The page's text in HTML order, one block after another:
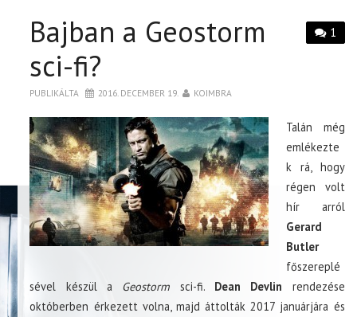
1
Bajban a Geostorm
sci-fi?
PUBLIKÁLTA 2016. DECEMBER 19. KOIMBRA
Talán még
emlékezte
k rá, hogy
régen volt
hír arról
Gerard
Butler
főszereplé
sével készül a Geostorm sci-fi. Dean Devlin rendezése
októberben érkezett volna, majd áttolták 2017 januárjára és